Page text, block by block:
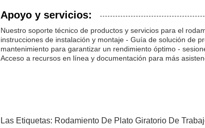
Apoyo y servicios:
Nuestro soporte técnico de productos y servicios para el
instrucciones de instalación y montaje - Guía de solución de
mantenimiento para garantizar un rendimiento óptimo -
Acceso a recursos en línea y documentación para más
Las Etiquetas: Rodamiento De Plato Giratorio De